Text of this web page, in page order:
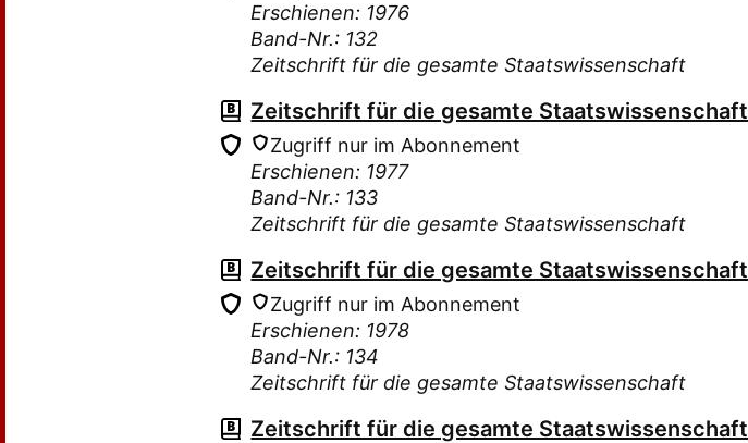
Erschienen: 1976
Band-Nr.: 132
Zeitschrift für die gesamte Staatswissenschaft
Zeitschrift für die gesamte Staatswissenschaft
Zugriff nur im Abonnement
Erschienen: 1977
Band-Nr.: 133
Zeitschrift für die gesamte Staatswissenschaft
Zeitschrift für die gesamte Staatswissenschaft
Zugriff nur im Abonnement
Erschienen: 1978
Band-Nr.: 134
Zeitschrift für die gesamte Staatswissenschaft
Zeitschrift für die gesamte Staatswissenschaft